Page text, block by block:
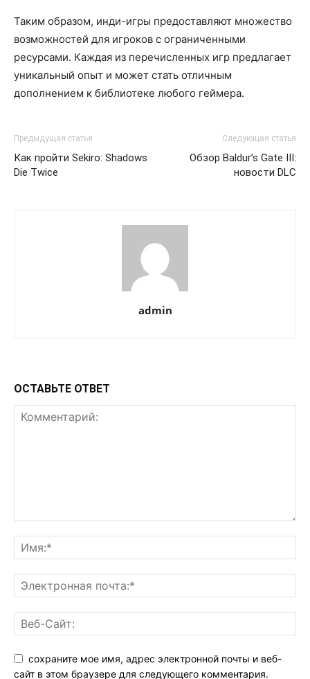
Таким образом, инди-игры предоставляют множество
возможностей для игроков с ограниченными
ресурсами. Каждая из перечисленных игр предлагает
уникальный опыт и может стать отличным
дополнением к библиотеке любого геймера.
Предыдущая статья
Как пройти Sekiro: Shadows
Die Twice
Следующая статья
Обзор Baldur’s Gate III:
новости DLC
admin
ОСТАВЬТЕ ОТВЕТ
сохраните мое имя, адрес электронной почты и веб-
сайт в этом браузере для следующего комментария.